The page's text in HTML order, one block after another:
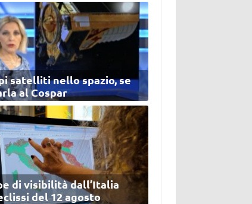
satelliti nello spazio, se
al Cospar
di visibilità dall’Italia
del 12 agosto